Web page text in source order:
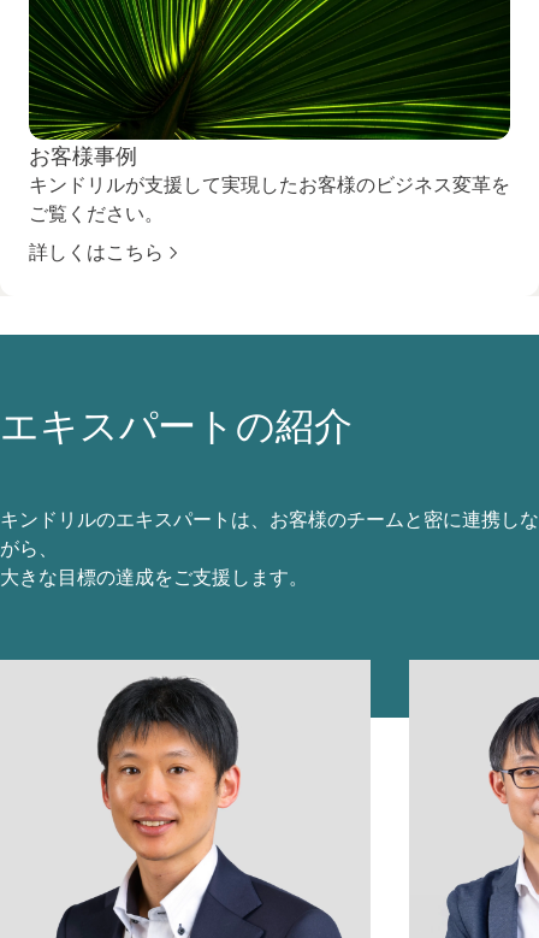
お客様事例
キンドリルが支援して実現したお客様のビジネス変革を
ご覧ください。
詳しくはこちら
エキスパートの紹介
キンドリルのエキスパートは、お客様のチームと密に連携しな
がら、
大きな目標の達成をご支援します。